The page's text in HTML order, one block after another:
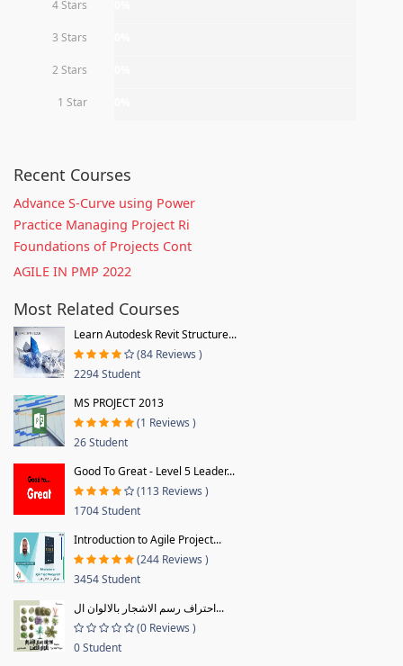
4 Stars
3 Stars
2 Stars
1 Star
Recent Courses
Advance S-Curve using Power
Practice Managing Project Ri
Foundations of Projects Cont
AGILE IN PMP 2022
Most Related Courses
Learn Autodesk Revit Structure...
(84 Reviews )
2294 Student
MS PROJECT 2013
(1 Reviews )
26 Student
Good To Great - Level 5 Leader...
(113 Reviews )
1704 Student
Introduction to Agile Project...
(244 Reviews )
3454 Student
احتراف رسم الاشجار بالالوان ال...
(0 Reviews )
0 Student